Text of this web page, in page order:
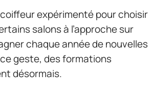
expérimenté pour choisir
salons à l’approche sur
chaque année de nouvelles
geste, des formations
désormais.